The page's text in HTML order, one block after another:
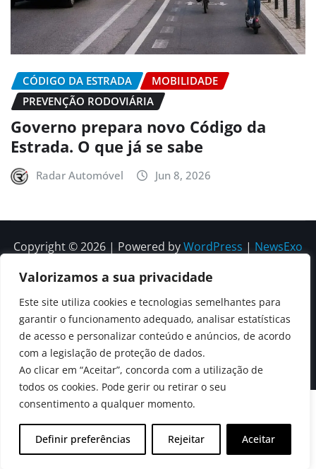
Valorizamos a sua privacidade
Este site utiliza cookies e tecnologias semelhantes para
garantir o funcionamento adequado, analisar estatísticas
de acesso e personalizar conteúdo e anúncios, de acordo
com a legislação de proteção de dados.
Ao clicar em “Aceitar”, concorda com a utilização de
todos os cookies. Pode gerir ou retirar o seu
consentimento a qualquer momento.
Definir preferências Rejeitar Aceitar
CÓDIGO DA ESTRADA
MOBILIDADE
PREVENÇÃO RODOVIÁRIA
Governo prepara novo Código da
Estrada. O que já se sabe
Radar Automóvel Jun 8, 2026
Copyright © 2026 | Powered byWordPress | NewsExo
Quem
Somos
Política
Editorial
Política de
Privacidade
Política de
correções e
Contactos
editoriais